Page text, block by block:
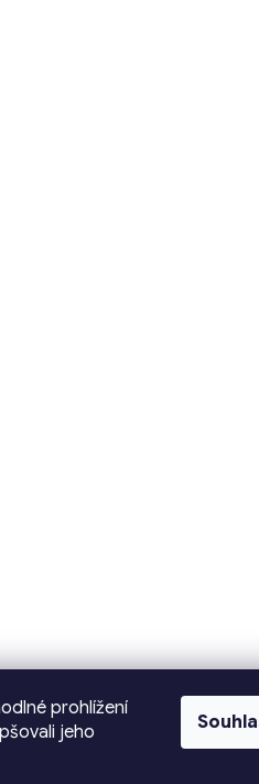
prohlížení
jeho